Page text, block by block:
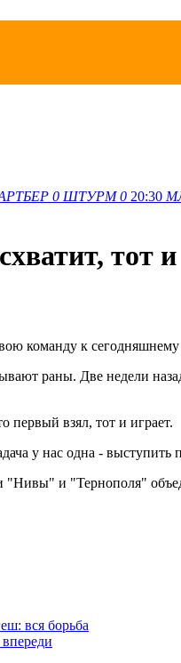
0 ШТУРМ 0 20:30
тот
команду к
раны. Две недели
первый взял, тот и играет.
у нас одна -
и "Тернополя"
вся борьба